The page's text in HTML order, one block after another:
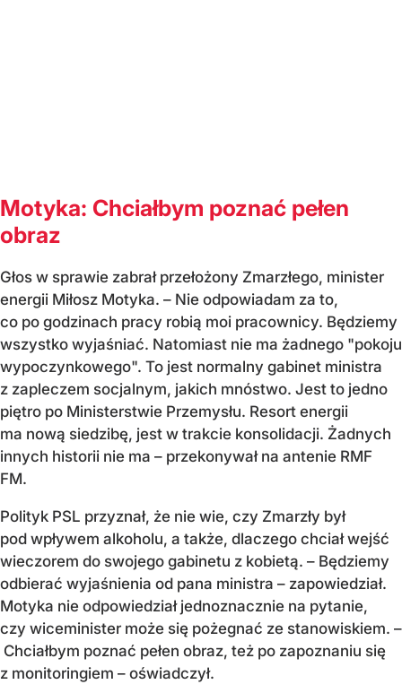
Motyka: Chciałbym poznać pełen
obraz
Głos w sprawie zabrał przełożony Zmarzłego, minister
energii Miłosz Motyka. – Nie odpowiadam za to,
co po godzinach pracy robią moi pracownicy. Będziemy
wszystko wyjaśniać. Natomiast nie ma żadnego "pokoju
wypoczynkowego". To jest normalny gabinet ministra
z zapleczem socjalnym, jakich mnóstwo. Jest to jedno
piętro po Ministerstwie Przemysłu. Resort energii
ma nową siedzibę, jest w trakcie konsolidacji. Żadnych
innych historii nie ma – przekonywał na antenie RMF
FM.
Polityk PSL przyznał, że nie wie, czy Zmarzły był
pod wpływem alkoholu, a także, dlaczego chciał wejść
wieczorem do swojego gabinetu z kobietą. – Będziemy
odbierać wyjaśnienia od pana ministra – zapowiedział.
Motyka nie odpowiedział jednoznacznie na pytanie,
czy wiceminister może się pożegnać ze stanowiskiem. –
Chciałbym poznać pełen obraz, też po zapoznaniu się
z monitoringiem – oświadczył.